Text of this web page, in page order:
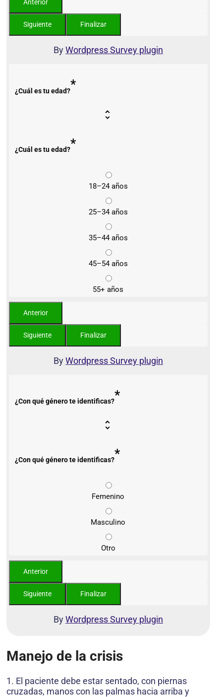
ByWordpress Survey plugin
¿Cuál es tu edad?*
¿Cuál es tu edad?*
18–24 años
25–34 años
35–44 años
45–54 años
55+ años
ByWordpress Survey plugin
¿Con qué género te identificas?*
¿Con qué género te identificas?*
Femenino
Masculino
Otro
ByWordpress Survey plugin
Manejo de la crisis
1. El paciente debe estar sentado, con piernas
cruzadas, manos con las palmas hacia arriba y